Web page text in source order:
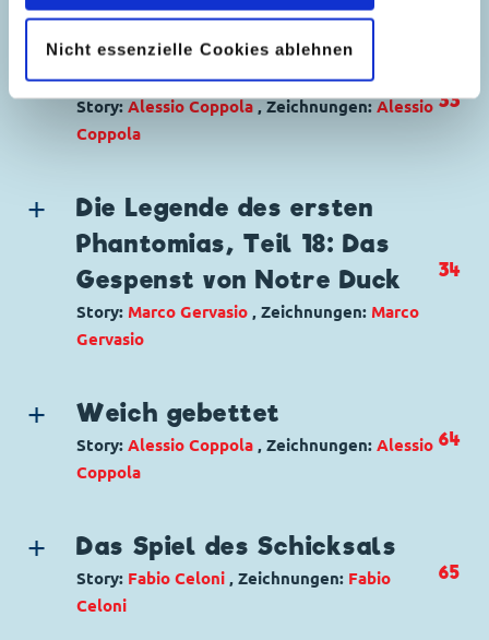
Nicht essenzielle Cookies ablehnen
Seitenanzahl: 28
Kunst am Hund
Story:Alessio Coppola , Zeichnungen:Alessio
Coppola
Charaktere: Micky Maus, Pluto
Code: I TL 3233-01
Originaltitel: All'animal shop
Ursprung: Italien
Erstveröffentlichung:08.11.2017
Seitenanzahl: 1
33
Die Legende des ersten
Phantomias, Teil 18: Das
Gespenst von Notre Duck
Story: Marco Gervasio , Zeichnungen: Marco
Gervasio
Charaktere:Dankwart Düsentrieb
,Detta von Duz
Kommissar Pinkus , Münstermännchen
Phantomias
Originaltitel: Notre Duck
Ursprung: Italien
Erstveröffentlichung:
34
Weich gebettet
Story:Alessio Coppola , Zeichnungen:Alessio
Coppola
Charaktere:Goofy
Code: I TL 3435-01
Originaltitel: Comodo... fino in fondo!
64
Das Spiel des Schicksals
Story: Fabio Celoni , Zeichnungen: Fabio
Celoni
65